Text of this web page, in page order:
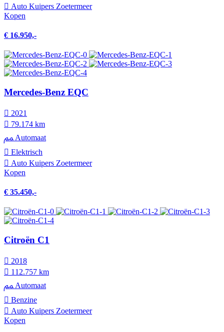
Auto Kuipers Zoetermeer
Kopen
€ 16.950,-
Mercedes-Benz EQC
2021
79.174 km
Automaat
Elektrisch
Auto Kuipers Zoetermeer
Kopen
€ 35.450,-
Citroën C1
2018
112.757 km
Automaat
Benzine
Auto Kuipers Zoetermeer
Kopen